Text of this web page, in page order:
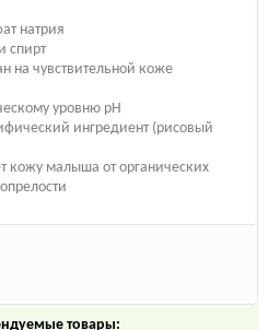
натрия
спирт
на чувствительной коже
уровню рН
ингредиент (рисовый
кожу малыша от органических
товары: